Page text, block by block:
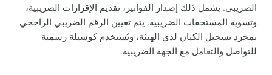
الضريبي. يشمل ذلك إصدار الفواتير، تقديم الإقرارات الضريبية،
وتسوية المستحقات الضريبية. يتم تعيين الرقم الضريبي الراجحي
بمجرد تسجيل الكيان لدى الهيئة، ويُستخدم كوسيلة رسمية
للتواصل والتعامل مع الجهة الضريبية.